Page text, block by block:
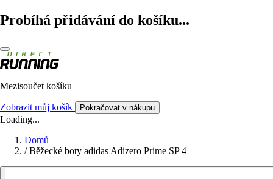
Probíhá přidávání do košíku...
Mezisoučet košíku
Zobrazit můj košík Pokračovat v nákupu
Loading...
Domů
/ Běžecké boty adidas Adizero Prime SP 4